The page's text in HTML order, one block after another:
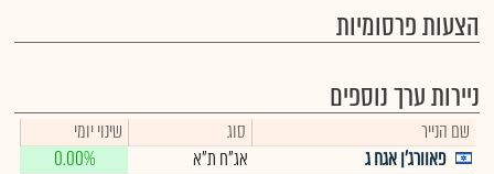
הצעות פרסומיות
ניירות ערך נוספים
שם הנייר סוג
שינוי יומי
פאוורג'ן אגח ג
אג"ח ת"א 0.00%